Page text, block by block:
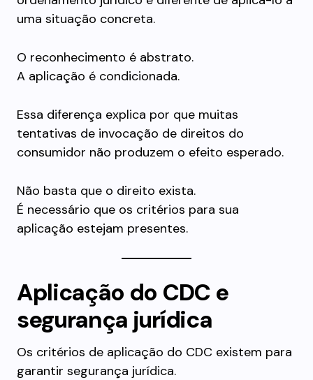
uma situação concreta.
O reconhecimento é abstrato.
A aplicação é condicionada.
Essa diferença explica por que muitas
tentativas de invocação de direitos do
consumidor não produzem o efeito esperado.
Não basta que o direito exista.
É necessário que os critérios para sua
aplicação estejam presentes.
Aplicação do CDC e
segurança jurídica
Os critérios de aplicação do CDC existem para
garantir segurança jurídica.